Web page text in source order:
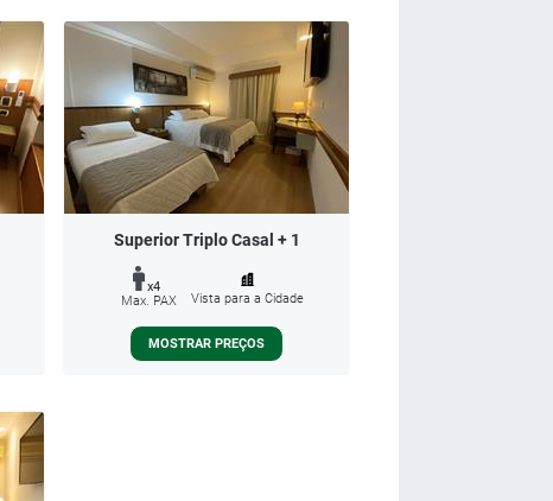
Superior Triplo Casal + 1
x4
Max. PAX
Vista para a Cidade
MOSTRAR PREÇOS